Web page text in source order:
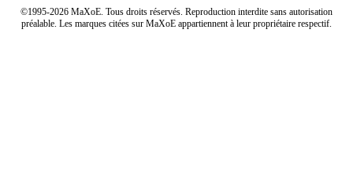
©1995-2026 MaXoE. Tous droits réservés. Reproduction interdite sans autorisation
préalable. Les marques citées sur MaXoE appartiennent à leur propriétaire respectif.